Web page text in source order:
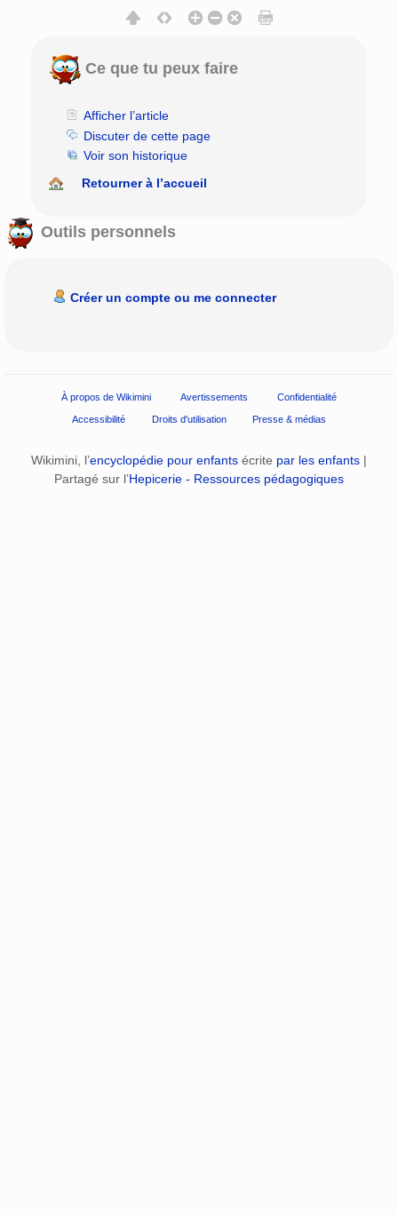
Ce que tu peux faire
Afficher l’article
Discuter de cette page
Voir son historique
Retourner à l’accueil
Outils personnels
Créer un compte ou me connecter
À propos de Wikimini Avertissements Confidentialité
Accessibilité Droits d'utilisation Presse & médias
Wikimini, l’encyclopédie pour enfants écrite par les enfants |
Partagé sur l’Hepicerie - Ressources pédagogiques